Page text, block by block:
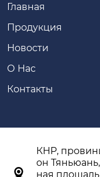
Главная
Продукция
Новости
О Hас
Контакты
КНР,
он
ная